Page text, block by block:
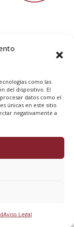
como las
del dispositivo. El
datos como el
únicas en este sitio.
negativamente a
Aviso Legal